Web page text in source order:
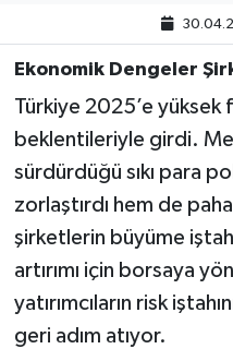
Ekonomik Dengeler
Türkiye 2025’e yüksek
beklentileriyle girdi.
sürdürdüğü sıkı para
zorlaştırdı hem de
şirketlerin büyüme
artırımı için borsaya
yatırımcıların risk
geri adım atıyor.